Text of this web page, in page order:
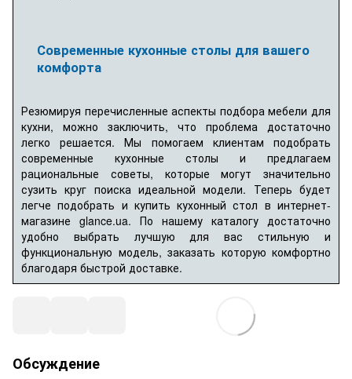
Современные кухонные столы для вашего
комфорта
Резюмируя перечисленные аспекты подбора мебели для
кухни, можно заключить, что проблема достаточно
легко решается. Мы помогаем клиентам подобрать
современные кухонные столы и предлагаем
рациональные советы, которые могут значительно
сузить круг поиска идеальной модели. Теперь будет
легче подобрать и купить кухонный стол в интернет-
магазине glance.ua. По нашему каталогу достаточно
удобно выбрать лучшую для вас стильную и
функциональную модель, заказать которую комфортно
благодаря быстрой доставке.
Обсуждение